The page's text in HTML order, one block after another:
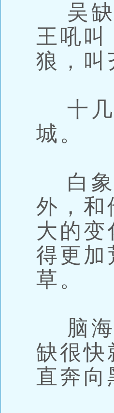
吴缺
王吼
狼，叫
十几
城。
白象
外，和
大的
得更加
草。
脑海
缺很快
直奔向